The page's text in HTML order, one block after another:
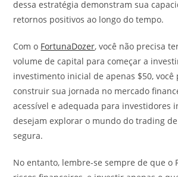
dessa estratégia demonstram sua
retornos positivos ao longo do tempo.
Com o FortunaDozer, você não precisa
volume de capital para começar a
investimento inicial de apenas $50, você
construir sua jornada no mercado
acessível e adequada para investidores
desejam explorar o mundo do trading
segura.
No entanto, lembre-se sempre de que o